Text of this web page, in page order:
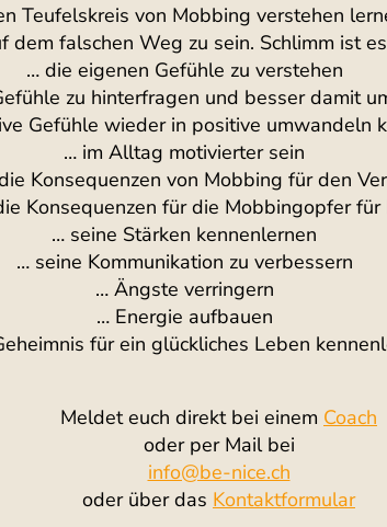
Teufelskreis von Mobbing verstehen
dem falschen Weg zu sein. Schlimm ist
… die eigenen Gefühle zu verstehen
zu hinterfragen und besser damit
Gefühle wieder in positive umwandeln
… im Alltag motivierter sein
Konsequenzen von Mobbing für den
Konsequenzen für die Mobbingopfer für
… seine Stärken kennenlernen
… seine Kommunikation zu verbessern
… Ängste verringern
… Energie aufbauen
für ein glückliches Leben
Meldet euch direkt bei einem Coach
oder per Mail bei
info@be-nice.ch
oder über das Kontaktformular